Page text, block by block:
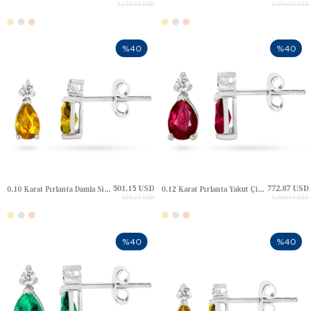
1,259.23 USD 1,076.70 USD
0.10 Karat Pırlanta Damla Sitrin Çivili Altın Küpe 501.15 USD
835.25 USD
%40
0.12 Karat Pırlanta Yakut Çivili Altın Küpe 772.87 USD
1,288.11 USD
%40
%40 %40